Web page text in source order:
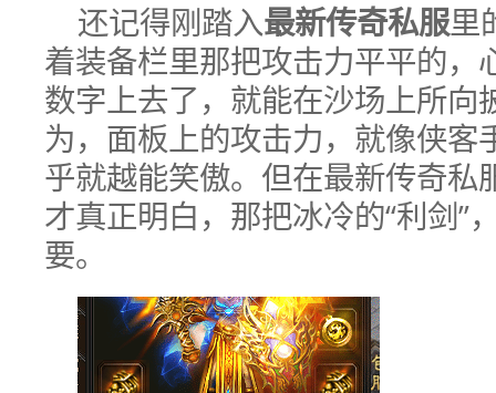
还记得刚踏入最新传奇私服里
着装备栏里那把攻击力平平的，
数字上去了，就能在沙场上所向
为，面板上的攻击力，就像侠客
乎就越能笑傲。但在最新传奇私
才真正明白，那把冰冷的“利剑”
要。